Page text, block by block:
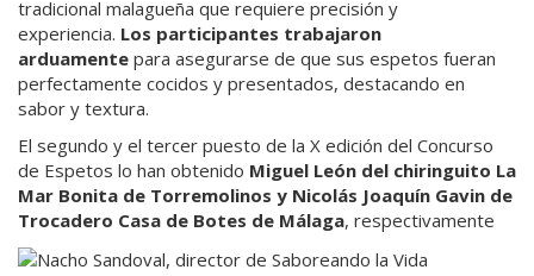
tradicional malagueña que requiere precisión y
experiencia. Los participantes trabajaron
arduamente para asegurarse de que sus espetos fueran
perfectamente cocidos y presentados, destacando en
sabor y textura.
El segundo y el tercer puesto de la X edición del Concurso
de Espetos lo han obtenido Miguel León del chiringuito La
Mar Bonita de Torremolinos y Nicolás Joaquín Gavin de
Trocadero Casa de Botes de Málaga, respectivamente